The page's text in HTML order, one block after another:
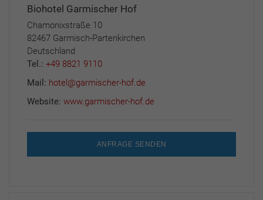
Biohotel Garmischer Hof
Chamonixstraße 10
82467 Garmisch-Partenkirchen
Deutschland
Tel.: +49 8821 9110
Mail: hotel@garmischer-hof.de
Website: www.garmischer-hof.de
ANFRAGE SENDEN